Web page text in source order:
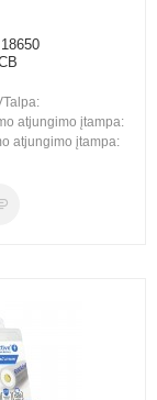
atjungimo įtampa:
atjungimo įtampa: